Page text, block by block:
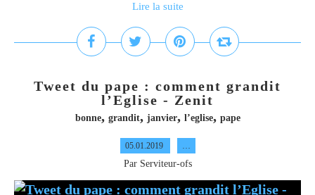
Lire la suite
Tweet du pape : comment grandit
l’Eglise - Zenit
bonne, grandit, janvier, l’eglise, pape
05.01.2019 …
Par Serviteur-ofs